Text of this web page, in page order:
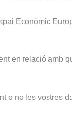
Econòmic
en relació amb
o no les vostres